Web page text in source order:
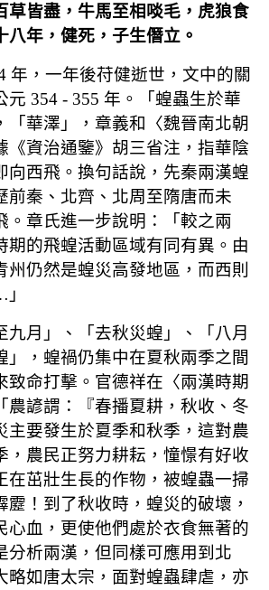
草皆盡，牛馬至相啖毛，虎狼食
八年，健死，子生僭立。
年，一年後苻健逝世，文中的關
元 354 - 355 年。「蝗蟲生於華
「華澤」，章義和〈魏晉南北朝
《資治通鑒》胡三省注，指華陰
向西飛。換句話說，先秦兩漢蝗
前秦、北齊、北周至隋唐而未
。章氏進一步說明：「較之兩
期的飛蝗活動區域有同有異。由
州仍然是蝗災高發地區，而西則
九月」、「去秋災蝗」、「八月
，蝗禍仍集中在夏秋兩季之間
致命打擊。官德祥在〈兩漢時期
農諺謂：『春播夏耕，秋收、冬
主要發生於夏季和秋季，這對農
，農民正努力耕耘，憧憬有好收
在茁壯生長的作物，被蝗蟲一掃
靂！到了秋收時，蝗災的破壞，
心血，更使他們處於衣食無著的
分析兩漢，但同樣可應用到北
略如唐太宗，面對蝗蟲肆虐，亦